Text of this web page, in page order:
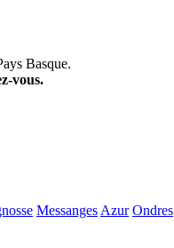
Basque.
vous.
Messanges Azur Ondres